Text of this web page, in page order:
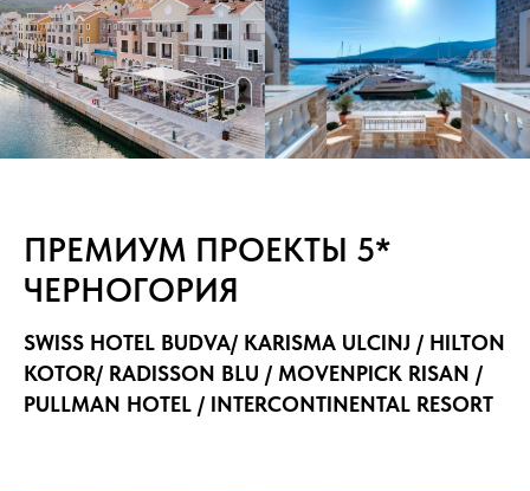
ПРЕМИУМ ПРОЕКТЫ 5*
ЧЕРНОГОРИЯ
SWISS HOTEL BUDVA/ KARISMA ULCINJ / HILTON
KOTOR/ RADISSON BLU / MOVENPICK RISAN /
PULLMAN HOTEL / INTERCONTINENTAL RESORT